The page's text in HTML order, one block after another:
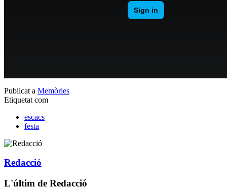
Publicat a Memòries
Etiquetat com
escacs
festa
Redacció
L'últim de Redacció